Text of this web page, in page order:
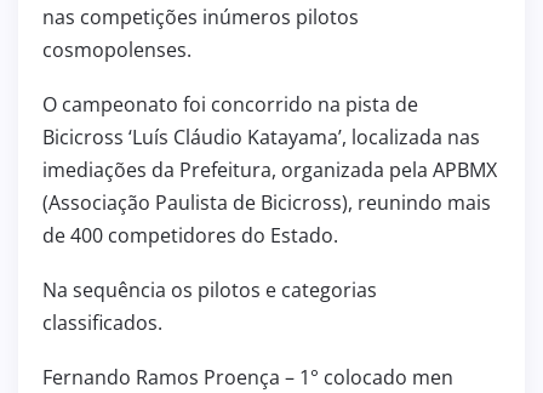
nas competições inúmeros pilotos
cosmopolenses.
O campeonato foi concorrido na pista de
Bicicross ‘Luís Cláudio Katayama’, localizada nas
imediações da Prefeitura, organizada pela APBMX
(Associação Paulista de Bicicross), reunindo mais
de 400 competidores do Estado.
Na sequência os pilotos e categorias
classificados.
Fernando Ramos Proença – 1° colocado men